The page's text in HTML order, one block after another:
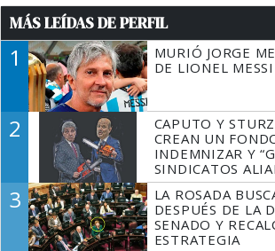
MÁS LEÍDAS DE PERFIL
1
MURIÓ JORGE
DE LIONEL MESSI
2
CAPUTO Y
CREAN UN
INDEMNIZAR Y
SINDICATOS
3
LA ROSADA
DESPUÉS DE LA
SENADO Y
ESTRATEGIA